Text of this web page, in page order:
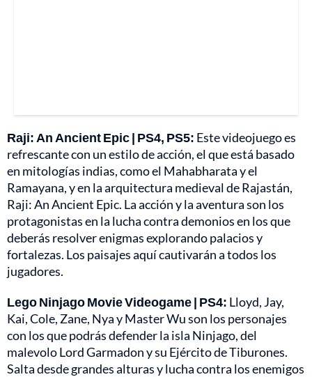
Raji: An Ancient Epic | PS4, PS5: Este videojuego es
refrescante con un estilo de acción, el que está basado
en mitologías indias, como el Mahabharata y el
Ramayana, y en la arquitectura medieval de Rajastán,
Raji: An Ancient Epic. La acción y la aventura son los
protagonistas en la lucha contra demonios en los que
deberás resolver enigmas explorando palacios y
fortalezas. Los paisajes aquí cautivarán a todos los
jugadores.
Lego Ninjago Movie Videogame | PS4: Lloyd, Jay,
Kai, Cole, Zane, Nya y Master Wu son los personajes
con los que podrás defender la isla Ninjago, del
malevolo Lord Garmadon y su Ejército de Tiburones.
Salta desde grandes alturas y lucha contra los enemigos